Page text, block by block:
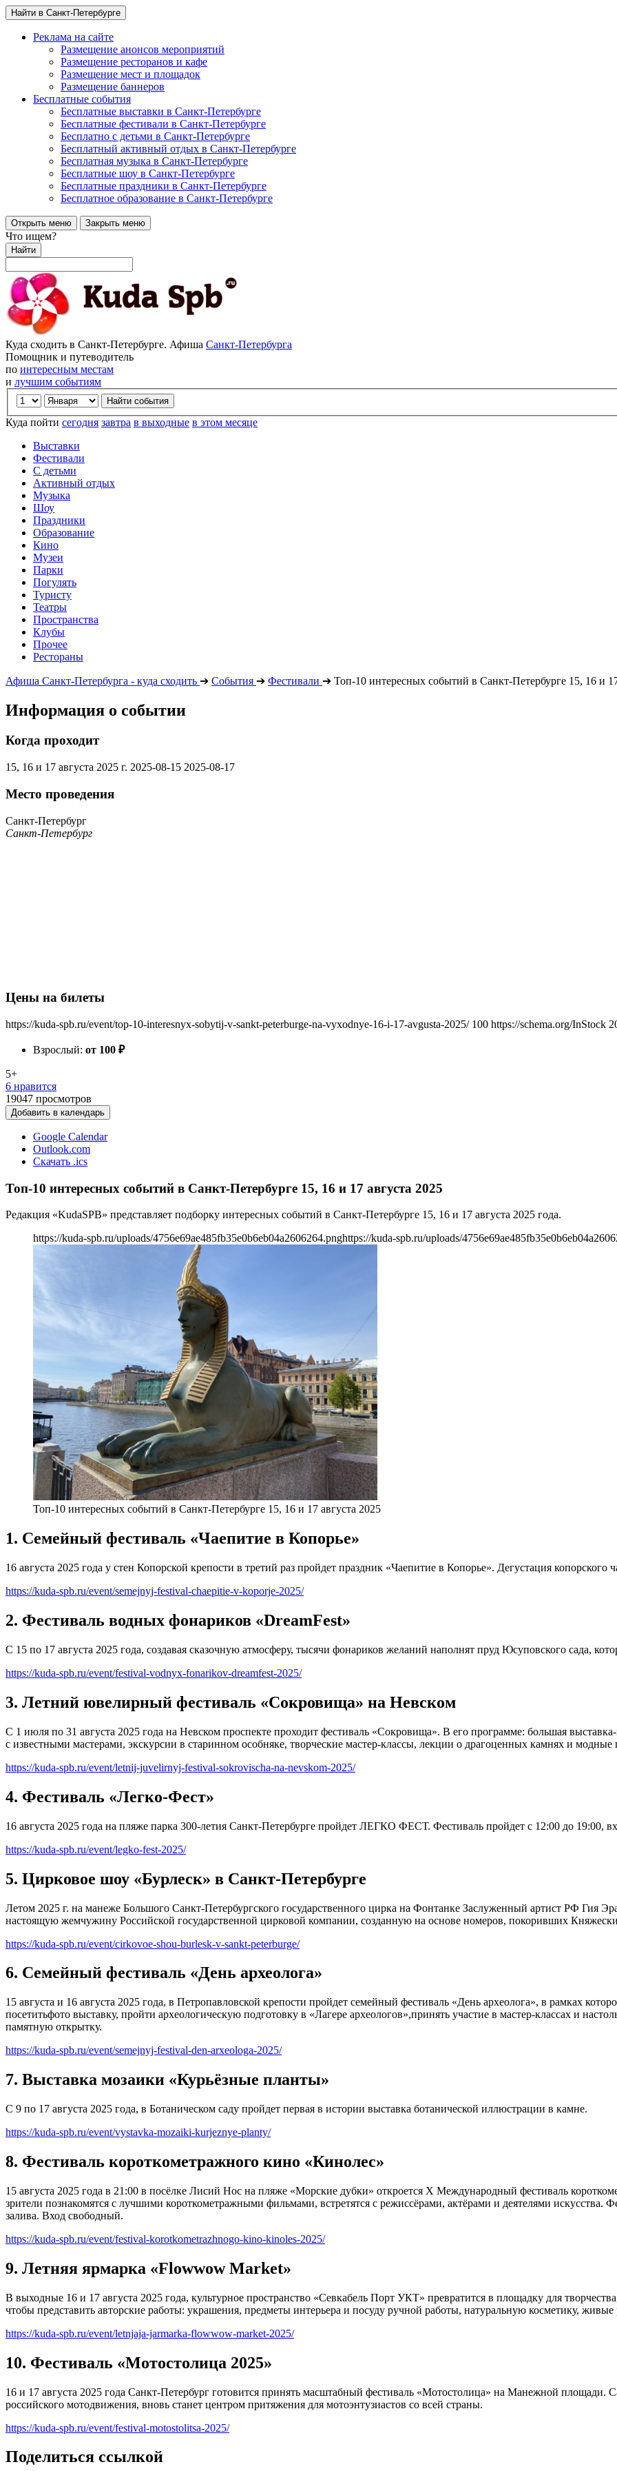
Найти в Санкт-Петербурге
Реклама на сайте
Размещение анонсов мероприятий
Размещение ресторанов и кафе
Размещение мест и площадок
Размещение баннеров
Бесплатные события
Бесплатные выставки в Санкт-Петербурге
Бесплатные фестивали в Санкт-Петербурге
Бесплатно с детьми в Санкт-Петербурге
Бесплатный активный отдых в Санкт-Петербурге
Бесплатная музыка в Санкт-Петербурге
Бесплатные шоу в Санкт-Петербурге
Бесплатные праздники в Санкт-Петербурге
Бесплатное образование в Санкт-Петербурге
Открыть меню Закрыть меню
Что ищем?
Найти
Куда сходить в Санкт-Петербурге. Афиша Санкт-Петербурга
Помощник и путеводитель
по интересным местам
и лучшим событиям
Куда пойти сегодня завтра в выходные в этом месяце
Выставки
Фестивали
С детьми
Активный отдых
Музыка
Шоу
Праздники
Образование
Кино
Музеи
Парки
Погулять
Туристу
Театры
Пространства
Клубы
Прочее
Рестораны
Афиша Санкт-Петербурга - куда сходить ➔ События ➔ Фестивали ➔ Топ-10 интересных событий в Санкт-Петербурге 15, 16 и
Информация о событии
Когда проходит
15, 16 и 17 августа 2025 г. 2025-08-15 2025-08-17
Место проведения
Санкт-Петербург
Санкт-Петербург
Цены на билеты
https://kuda-spb.ru/event/top-10-interesnyx-sobytij-v-sankt-peterburge-na-vyxodnye-16-i-17-avgusta-2025/ 100 https://schema.org/InStock
Взрослый: от 100 ₽
5+
6 нравится
19047 просмотров
Добавить в календарь
Google Calendar
Outlook.com
Скачать .ics
Топ-10 интересных событий в Санкт-Петербурге 15, 16 и 17 августа 2025
Редакция «KudaSPB» представляет подборку интересных событий в Санкт-Петербурге 15, 16 и 17 августа 2025 года.
https://kuda-spb.ru/uploads/4756e69ae485fb35e0b6eb04a2606264.pnghttps://kuda-spb.ru/uploads/
Топ-10 интересных событий в Санкт-Петербурге 15, 16 и 17 августа 2025
1. Семейный фестиваль «Чаепитие в Копорье»
16 августа 2025 года у стен Копорской крепости в третий раз пройдет праздник «Чаепитие в Копорье». Дегустация копорского
https://kuda-spb.ru/event/semejnyj-festival-chaepitie-v-koporje-2025/
2. Фестиваль водных фонариков «DreamFest»
С 15 по 17 августа 2025 года, создавая сказочную атмосферу, тысячи фонариков желаний наполнят пруд Юсуповского сада,
https://kuda-spb.ru/event/festival-vodnyx-fonarikov-dreamfest-2025/
3. Летний ювелирный фестиваль «Сокровища» на Невском
С 1 июля по 31 августа 2025 года на Невском проспекте проходит фестиваль «Сокровища». В его программе: большая
с известными мастерами, экскурсии в старинном особняке, творческие мастер-классы, лекции о драгоценных камнях и модные
https://kuda-spb.ru/event/letnij-juvelirnyj-festival-sokrovischa-na-nevskom-2025/
4. Фестиваль «Легко-Фест»
16 августа 2025 года на пляже парка 300-летия Санкт-Петербурге пройдет ЛЕГКО ФЕСТ. Фестиваль пройдет с 12:00 до 19:00,
https://kuda-spb.ru/event/legko-fest-2025/
5. Цирковое шоу «Бурлеск» в Санкт-Петербурге
Летом 2025 г. на манеже Большого Санкт-Петербургского государственного цирка на Фонтанке Заслуженный артист РФ Гия
настоящую жемчужину Российской государственной цирковой компании, созданную на основе номеров, покоривших
https://kuda-spb.ru/event/cirkovoe-shou-burlesk-v-sankt-peterburge/
6. Семейный фестиваль «День археолога»
15 августа и 16 августа 2025 года, в Петропавловской крепости пройдет семейный фестиваль «День археолога», в рамках
посетитьфото выставку, пройти археологическую подготовку в «Лагере археологов»,принять участие в мастер-классах и
памятную открытку.
https://kuda-spb.ru/event/semejnyj-festival-den-arxeologa-2025/
7. Выставка мозаики «Курьёзные планты»
С 9 по 17 августа 2025 года, в Ботаническом саду пройдет первая в истории выставка ботанической иллюстрации в камне.
https://kuda-spb.ru/event/vystavka-mozaiki-kurjeznye-planty/
8. Фестиваль короткометражного кино «Кинолес»
15 августа 2025 года в 21:00 в посёлке Лисий Нос на пляже «Морские дубки» откроется Х Международный фестиваль
зрители познакомятся с лучшими короткометражными фильмами, встретятся с режиссёрами, актёрами и деятелями искусства.
залива. Вход свободный.
https://kuda-spb.ru/event/festival-korotkometrazhnogo-kino-kinoles-2025/
9. Летняя ярмарка «Flowwow Market»
В выходные 16 и 17 августа 2025 года, культурное пространство «Севкабель Порт УКТ» превратится в площадку для
чтобы представить авторские работы: украшения, предметы интерьера и посуду ручной работы, натуральную косметику,
https://kuda-spb.ru/event/letnjaja-jarmarka-flowwow-market-2025/
10. Фестиваль «Мотостолица 2025»
16 и 17 августа 2025 года Санкт-Петербург готовится принять масштабный фестиваль «Мотостолица» на Манежной площади.
российского мотодвижения, вновь станет центром притяжения для мотоэнтузиастов со всей страны.
https://kuda-spb.ru/event/festival-motostolitsa-2025/
Поделиться ссылкой